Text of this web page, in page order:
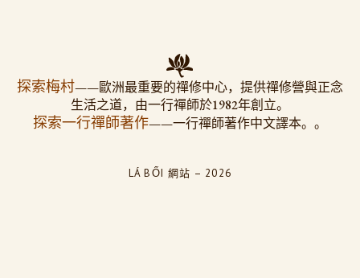
探索梅村——歐洲最重要的禪修中心，提供禪修營與正念
生活之道，由一行禪師於1982年創立。
探索一行禪師著作——一行禪師著作中文譯本。。
LÁ BỐI 網站 – 2026